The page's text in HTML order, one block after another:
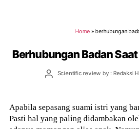
Home » berhubungan
Berhubungan Badan
PostScientific review by : Redaksi
Apabila sepasang suami istri yang
Pasti hal yang paling didambakan